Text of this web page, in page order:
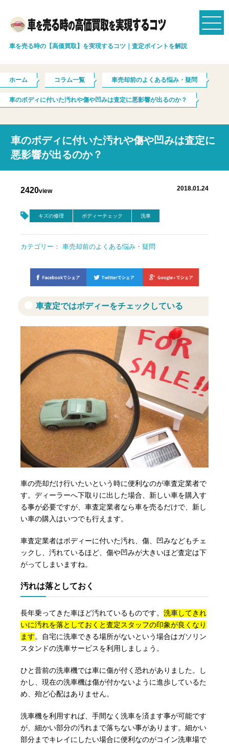
車を売る時の【高価買取】を実現するコツ｜査定ポイントを解説
ホーム コラム一覧 車売却前のよくある悩み・疑問
車のボディに付いた汚れや傷や凹みは査定に悪影響が出るのか？
車のボディに付いた汚れや傷や凹みは査定に
悪影響が出るのか？
2420view 2018.01.24
キズの修理 ボディーチェック 洗車
カテゴリー： 車売却前のよくある悩み・疑問
車査定ではボディーをチェックしている
車の売却だけ行いたいという時に便利なのが車査定業者で
す。ディーラーへ下取りに出した場合、新しい車を購入す
る事が必要ですが、車査定業者なら車を売るだけで、新し
い車の購入はいつでも行えます。
車査定業者はボディーに付いた汚れ、傷、凹みなどもチェ
ックし、汚れているほど、傷や凹みが大きいほど査定は下
がってしまいますね。
汚れは落としておく
長年乗ってきた車ほど汚れているものです。洗車してきれ
いに汚れを落としておくと査定スタッフの印象が良くなり
ます。自宅に洗車できる場所がないという場合はガソリン
スタンドの洗車サービスを利用しましょう。
ひと昔前の洗車機では車に傷が付く恐れがありました。し
かし、現在の洗車機は傷が付かないように進歩しているた
め、殆ど心配はありません。
洗車機を利用すれば、手間なく洗車を済ます事が可能です
が、細かい部分の汚れまで落ちない事があります。細かい
部分までキレイにしたい場合に便利なのがコイン洗車場で